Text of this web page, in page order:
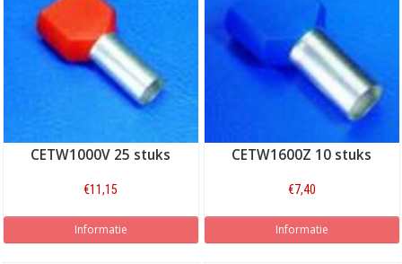
CETW1000V 25 stuks
€11,15
Informatie
CETW1600Z 10 stuks
€7,40
Informatie